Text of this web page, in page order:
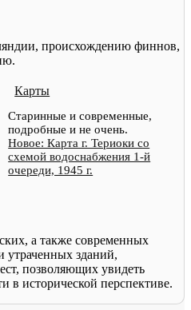
происхождению финнов,
Карты
Старинные и современные,
подробные и не очень.
Новое: Карта г. Териоки со
схемой водоснабжения 1-й
очереди, 1945 г.
а также современных
утраченных зданий,
позволяющих увидеть
в исторической перспективе.